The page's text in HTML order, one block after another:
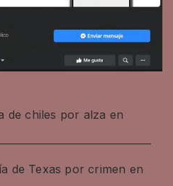
de chiles por alza en
de Texas por crimen en